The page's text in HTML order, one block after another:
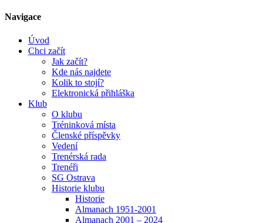
Navigace
Úvod
Chci začít
Jak začít?
Kde nás najdete
Kolik to stojí?
Elektronická přihláška
Klub
O klubu
Tréninková místa
Členské příspěvky
Vedení
Trenérská rada
Trenéři
SG Ostrava
Historie klubu
Historie
Almanach 1951-2001
Almanach 2001 – 2024